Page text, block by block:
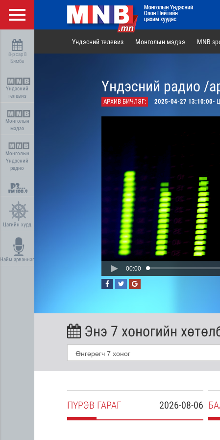
8-р сар 8
Бямба
Үндэсний
телевиз
Монголын
мэдээ
Монголын
Үндэсний
радио
Цагийн хүрд
Найм арваннэг
Үндэсний телевиз Монголын мэдээ MNB
Үндэсний радио /
АРХИВ БИЧЛЭГ: 2025-04-27 13:10:00-
00:00
Энэ 7 хоногийн
2026-08-06
ПҮРЭВ ГАРАГ БА